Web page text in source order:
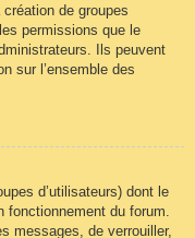
de groupes
permissions que le
Ils peuvent
sur l’ensemble des
d’utilisateurs) dont le
du forum.
messages, de verrouiller,